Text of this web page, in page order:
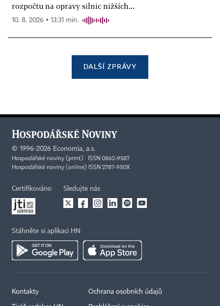
rozpočtu na opravy silnic nižších...
10. 8. 2026 ▪ 13:31 min.
DALŠÍ ZPRÁVY
© 1996-2026 Economia, a.s.
Hospodářské noviny (print) ISSN 0862-9587
Hospodářské noviny (online) ISSN 2787-950X
Certifikováno Sledujte nás
Stáhněte si aplikaci HN
Kontakty Ochrana osobních údajů